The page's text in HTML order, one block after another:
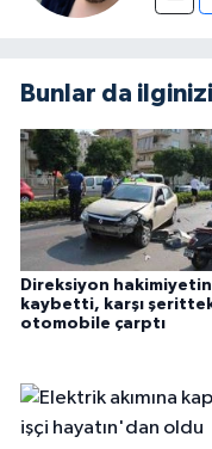
Bunlar da
Direksiyon
kaybetti, karşı
otomobile çarptı